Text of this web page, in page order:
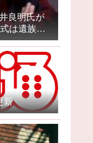
良明氏が
は遺族の
新